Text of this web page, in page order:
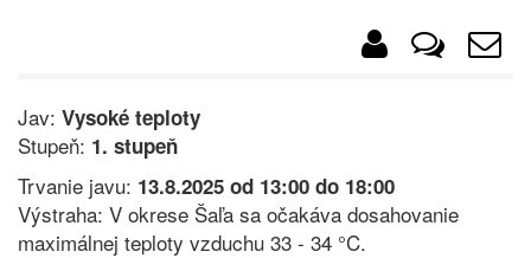
Jav: Vysoké teploty
Stupeň: 1. stupeň
Trvanie javu: 13.8.2025 od 13:00 do 18:00
Výstraha: V okrese Šaľa sa očakáva dosahovanie
maximálnej teploty vzduchu 33 - 34 °C.